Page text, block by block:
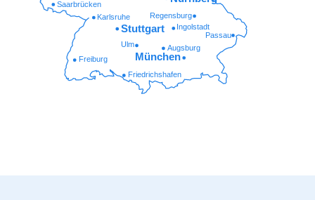
Friedrichshafen
Freiburg
Augsburg
Ulm
Passau
Ingolstadt
Regensburg
Karlsruhe
Saarbrücken
München
Stuttgart